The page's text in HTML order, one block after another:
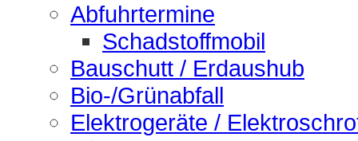
Abfuhrtermine
Schadstoffmobil
Bauschutt / Erdaushub
Bio-/Grünabfall
Elektrogeräte /